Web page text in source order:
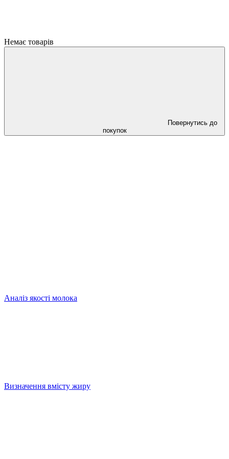
Немає товарів
Повернутись до
покупок
Аналіз якості молока
Визначення вмісту жиру